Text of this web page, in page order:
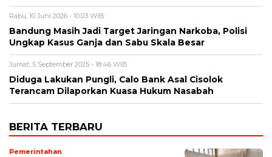
Rabu, 10 Juni 2026 - 10:03 WIB
Bandung Masih Jadi Target Jaringan Narkoba, Polisi
Ungkap Kasus Ganja dan Sabu Skala Besar
Jumat, 5 September 2025 - 18:46 WIB
Diduga Lakukan Pungli, Calo Bank Asal Cisolok
Terancam Dilaporkan Kuasa Hukum Nasabah
BERITA TERBARU
Pemerintahan